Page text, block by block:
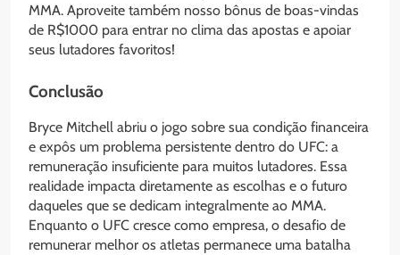
MMA. Aproveite também nosso bônus de boas-vindas
de R$1000 para entrar no clima das apostas e apoiar
seus lutadores favoritos!
Conclusão
Bryce Mitchell abriu o jogo sobre sua condição financeira
e expôs um problema persistente dentro do UFC: a
remuneração insuficiente para muitos lutadores. Essa
realidade impacta diretamente as escolhas e o futuro
daqueles que se dedicam integralmente ao MMA.
Enquanto o UFC cresce como empresa, o desafio de
remunerar melhor os atletas permanece uma batalha